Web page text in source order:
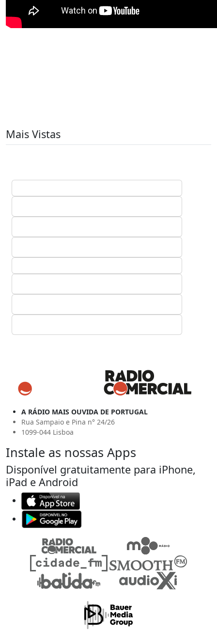
Mais Vistas
A RÁDIO MAIS OUVIDA DE PORTUGAL
Rua Sampaio e Pina n° 24/26
1099-044 Lisboa
Instale as nossas Apps
Disponível gratuitamente para iPhone,
iPad e Android